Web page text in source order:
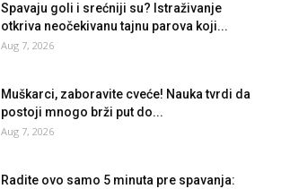
Spavaju goli i srećniji su? Istraživanje
otkriva neočekivanu tajnu parova koji...
Aug 7, 2026
Muškarci, zaboravite cveće! Nauka tvrdi da
postoji mnogo brži put do...
Aug 7, 2026
Radite ovo samo 5 minuta pre spavanja: